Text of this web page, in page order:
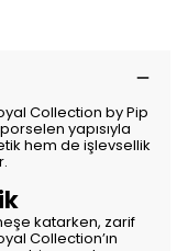
Collection by Pip
yapısıyla
hem de işlevsellik
katarken, zarif
Collection’ın